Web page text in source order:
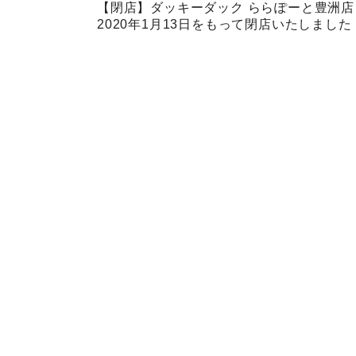
【閉店】ダッキーダック ららぽーと豊洲店
2020年1月13日をもって閉店いたしました